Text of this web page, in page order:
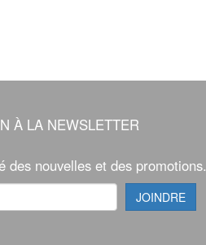
À LA NEWSLETTER
des nouvelles et des promotions.